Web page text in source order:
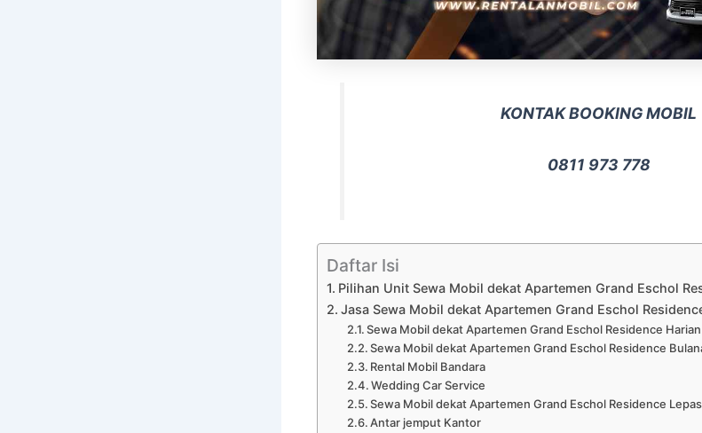
KONTAK BOOKING MOBIL
0811 973 778
Daftar Isi
Pilihan Unit Sewa Mobil dekat Apartemen Grand Eschol
Jasa Sewa Mobil dekat Apartemen Grand Eschol
Sewa Mobil dekat Apartemen Grand Eschol Residence Harian
Sewa Mobil dekat Apartemen Grand Eschol Residence
Rental Mobil Bandara
Wedding Car Service
Sewa Mobil dekat Apartemen Grand Eschol Residence
Antar jemput Kantor